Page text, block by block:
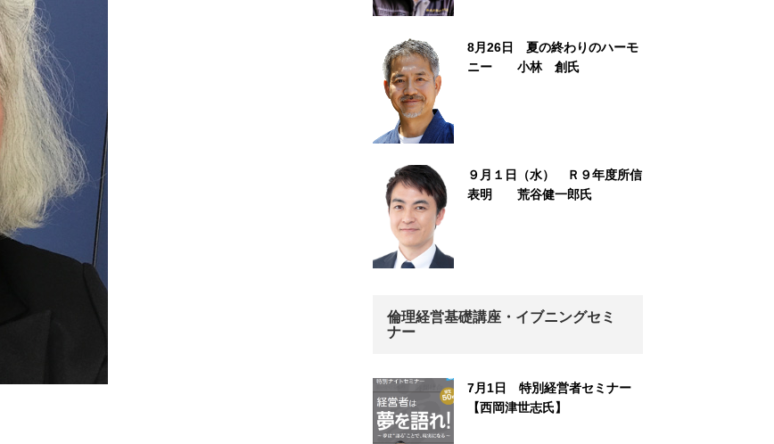
8月26日 夏の終わりのハーモ
ニー 小林 創氏
９月１日（水） Ｒ９年度所信
表明 荒谷健一郎氏
倫理経営基礎講座・イブニングセミ
ナー
7月1日 特別経営者セミナー
【西岡津世志氏】